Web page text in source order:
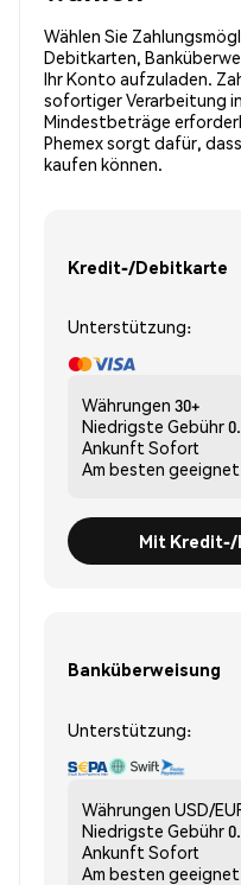
Wählen Sie
Debitkarten,
Ihr Konto aufzuladen.
sofortiger Verarbeitung
Mindestbeträge
Phemex sorgt dafür,
kaufen können.
Kredit-/Debitkarte
Unterstützung:
Währungen 30+
Niedrigste Gebühr
Ankunft Sofort
Am besten
Mit
Banküberweisung
Unterstützung:
Währungen USD/
Niedrigste Gebühr
Ankunft Sofort
Am besten